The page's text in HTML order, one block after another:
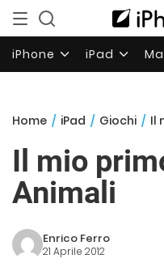
iPhone iPad
Home / iPad / Giochi / Il
Il mio
Animali
Enrico Ferro
21 Aprile 2012